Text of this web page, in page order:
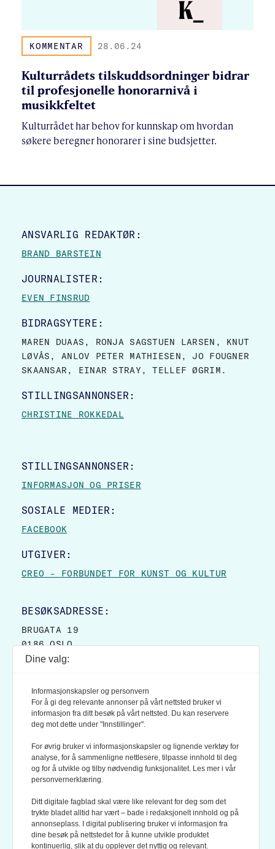
KOMMENTAR 28.06.24
Kulturrådets tilskuddsordninger bidrar
til profesjonelle honorarnivå i
musikkfeltet
Kulturrådet har behov for kunnskap om hvordan
søkere beregner honorarer i sine budsjetter.
SITE FOOTER
ANSVARLIG REDAKTØR:
BRAND BARSTEIN
JOURNALISTER:
EVEN FINSRUD
BIDRAGSYTERE:
MAREN DUAAS, RONJA SAGSTUEN LARSEN, KNUT
LØVÅS, ANLOV PETER MATHIESEN, JO FOUGNER
SKAANSAR, EINAR STRAY, TELLEF ØGRIM.
STILLINGSANNONSER:
CHRISTINE ROKKEDAL
STILLINGSANNONSER:
INFORMASJON OG PRISER
SOSIALE MEDIER:
FACEBOOK
UTGIVER:
CREO – FORBUNDET FOR KUNST OG KULTUR
BESØKSADRESSE:
BRUGATA 19
0186 OSLO
POSTBOKS 9007 GRØNLAND
0133 OSLO
LES OGSÅ:
KONTEKSTS PERSONVERN-POLICY
KONTEKST ER MEDLEM AV FAGPRESSEN OG
Dine valg:
Informasjonskapsler og personvern
For å gi deg relevante annonser på vårt nettsted bruker vi
informasjon fra ditt besøk på vårt nettsted. Du kan reservere
deg mot dette under "Innstillinger".
For øvrig bruker vi informasjonskapsler og lignende verktøy for
analyse, for å sammenligne nettlesere, tilpasse innhold til deg
og for å utvikle og tilby nødvendig funksjonalitet. Les mer i vår
personvernerklæring.
Ditt digitale fagblad skal være like relevant for deg som det
trykte bladet alltid har vært – bade i redaksjonelt innhold og på
annonseplass. I digital publisering bruker vi informasjon fra
dine besøk på nettstedet for å kunne utvikle produktet
kontinuerlig, slik at du opplever det nyttig og relevant.